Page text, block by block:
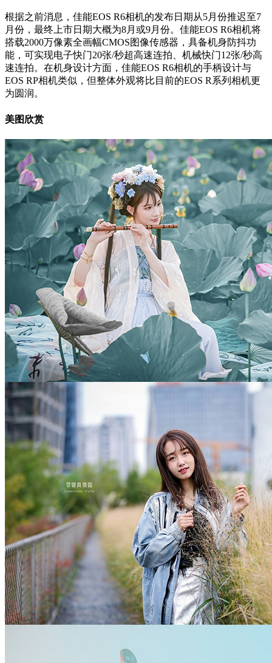
根据之前消息，佳能EOS R6相机的发布日期从5月份推迟至7
月份，最终上市日期大概为8月或9月份。佳能EOS R6相机将
搭载2000万像素全画幅CMOS图像传感器，具备机身防抖功
能，可实现电子快门20张/秒超高速连拍、机械快门12张/秒高
速连拍。在机身设计方面，佳能EOS R6相机的手柄设计与
EOS RP相机类似，但整体外观将比目前的EOS R系列相机更
为圆润。
美图欣赏